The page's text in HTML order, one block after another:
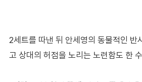
2세트를 따낸 뒤 안세영의 동물적인 반
고 상대의 허점을 노리는 노련함도 한